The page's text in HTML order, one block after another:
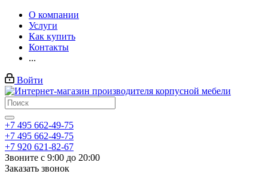
О компании
Услуги
Как купить
Контакты
...
Войти
+7 495 662-49-75
+7 495 662-49-75
+7 920 621-82-67
Звоните с 9:00 до 20:00
Заказать звонок